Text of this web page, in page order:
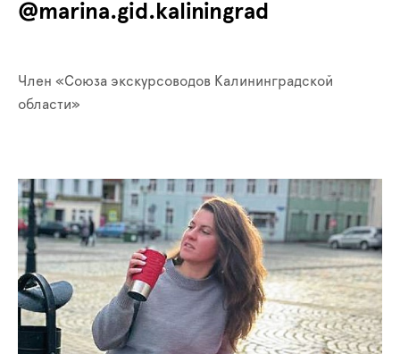
@marina.gid.kaliningrad
Член «Союза экскурсоводов Калининградской
области»